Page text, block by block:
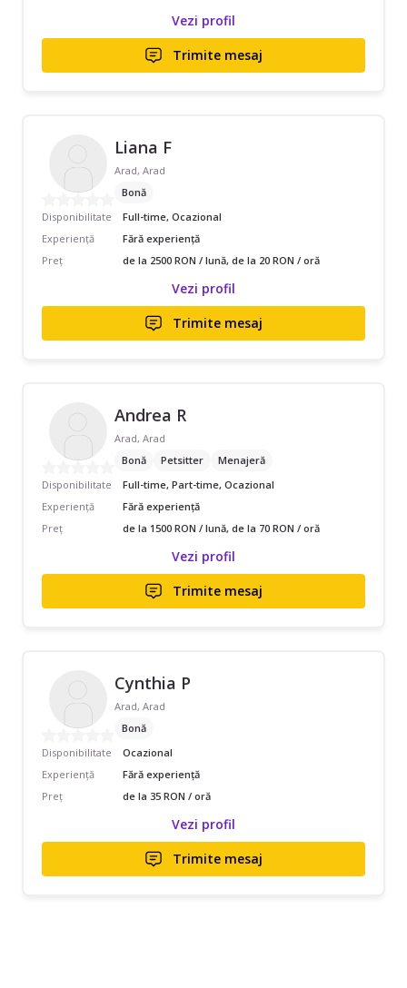
Vezi profil
Trimite mesaj
Liana F
Arad, Arad
Bonă
Disponibilitate
Full-time, Ocazional
Experiență
Fără experiență
Preț
de la 2500 RON / lună, de la 20 RON / oră
Vezi profil
Trimite mesaj
Andrea R
Arad, Arad
Bonă
Petsitter
Menajeră
Disponibilitate
Full-time, Part-time, Ocazional
Experiență
Fără experiență
Preț
de la 1500 RON / lună, de la 70 RON / oră
Vezi profil
Trimite mesaj
Cynthia P
Arad, Arad
Bonă
Disponibilitate
Ocazional
Experiență
Fără experiență
Preț
de la 35 RON / oră
Vezi profil
Trimite mesaj